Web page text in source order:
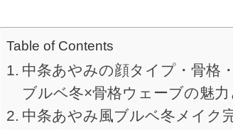
Table of Contents
中条あやみの顔タイプ・骨格
ブルベ冬×骨格ウェーブの魅力
中条あやみ風ブルベ冬メイク